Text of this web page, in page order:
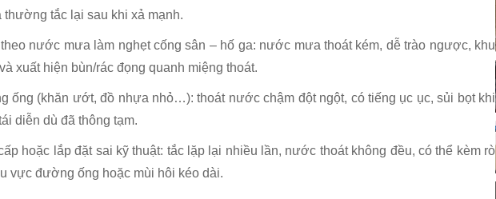
tắc lại sau khi xả mạnh.
theo nước mưa làm nghẹt cống sân – hố ga: nước mưa thoát kém, dễ trào ngược, khu
xuất hiện bùn/rác đọng quanh miệng thoát.
ống (khăn ướt, đồ nhựa nhỏ…): thoát nước chậm đột ngột, có tiếng ục ục, sủi bọt khi
diễn dù đã thông tạm.
hoặc lắp đặt sai kỹ thuật: tắc lặp lại nhiều lần, nước thoát không đều, có thể kèm rò
vực đường ống hoặc mùi hôi kéo dài.